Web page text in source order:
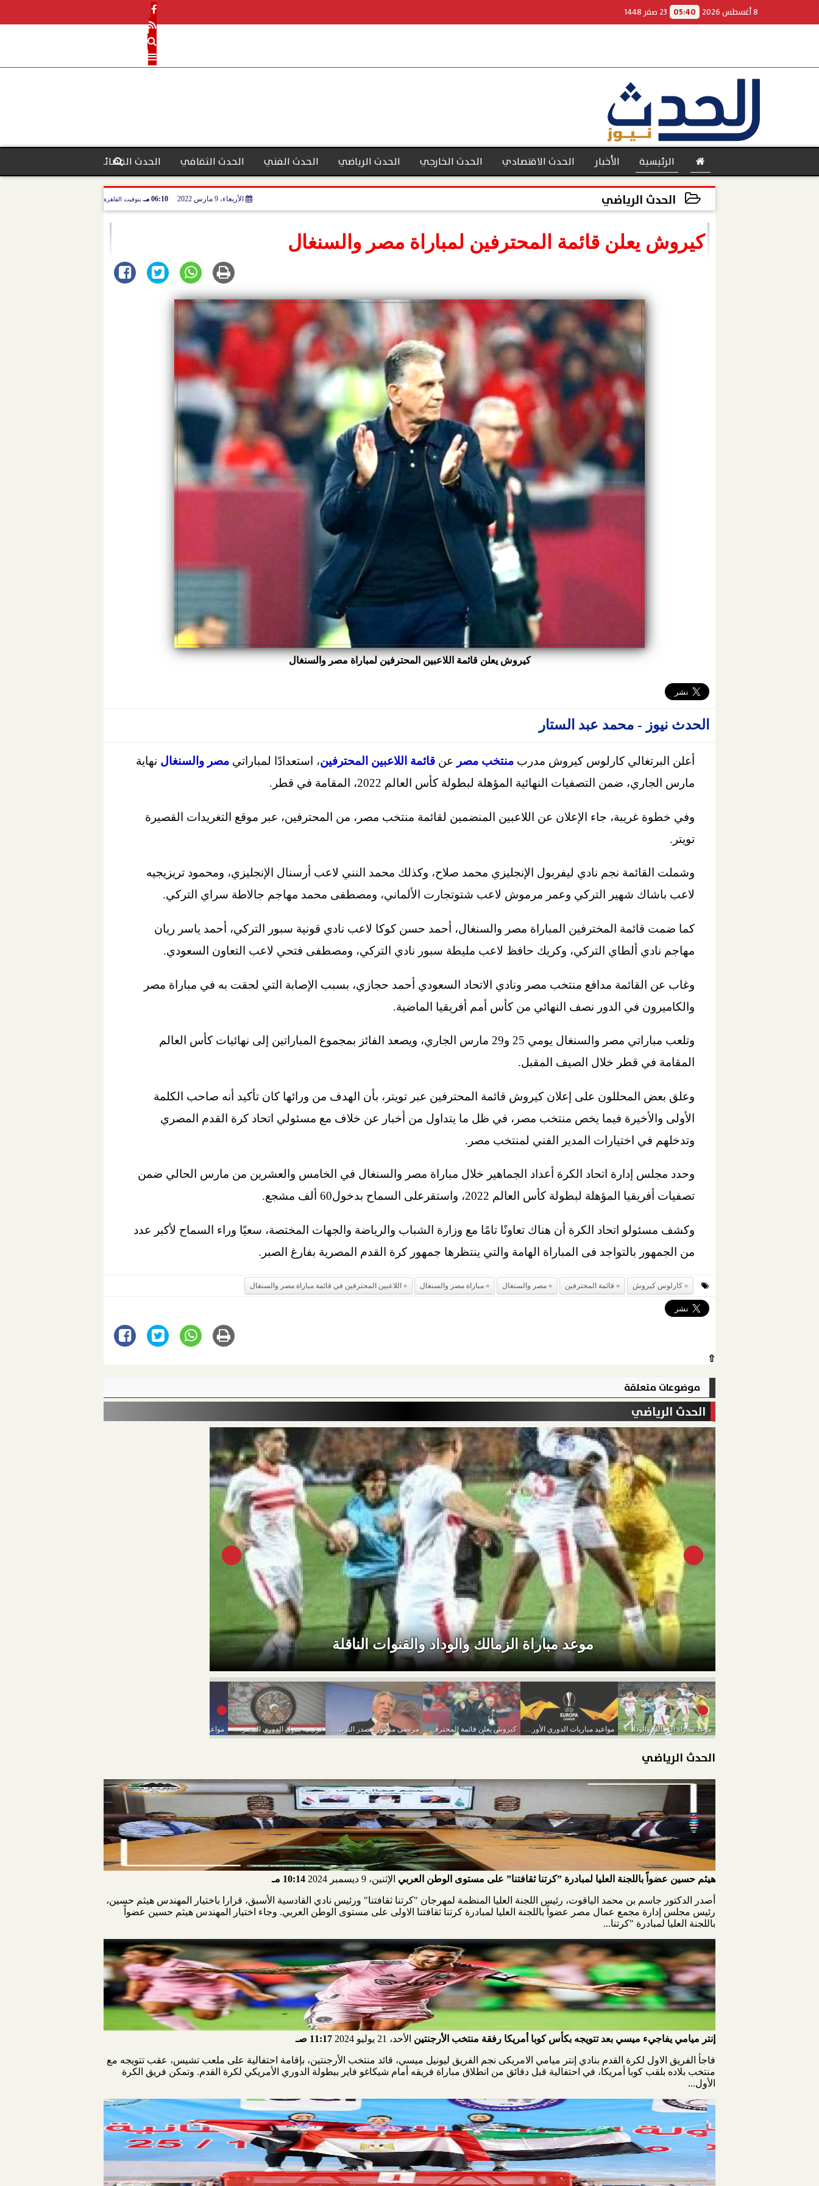
8 أغسطس 2026 05:40 23 صفر 1448
الرئيسية الأخبار الحدث الاقتصادي
بنوك
الحدث الخارجي الحدث الرياضي الحدث الفني الحدث الثقافي الحدث القضائي
الحدث الرياضي الأربعاء، 9 مارس 2022 06:10 مـ بتوقيت القاهرة
كيروش يعلن قائمة المحترفين لمباراة مصر والسنغال
كيروش يعلن قائمة اللاعبين المحترفين لمباراة مصر والسنغال
الحدث نيوز - محمد عبد الستار
أعلن البرتغالي كارلوس كيروش مدرب منتخب مصر عن قائمة اللاعبين المحترفين، استعدادًا لمباراتي مصر والسنغال نهاية
مارس الجاري، ضمن التصفيات النهائية المؤهلة لبطولة كأس العالم 2022، المقامة في قطر.
وفي خطوة غريبة، جاء الإعلان عن اللاعبين المنضمين لقائمة منتخب مصر، من المحترفين، عبر موقع التغريدات القصيرة
تويتر.
وشملت القائمة نجم نادي ليفربول الإنجليزي محمد صلاح، وكذلك محمد النني لاعب أرسنال الإنجليزي، ومحمود تريزيجيه
لاعب باشاك شهير التركي وعمر مرموش لاعب شتوتجارت الألماني، ومصطفى محمد مهاجم جالاطة سراي التركي.
كما ضمت قائمة المخترفين المباراة مصر والسنغال، أحمد حسن كوكا لاعب نادي قونية سبور التركي، أحمد ياسر ريان
مهاجم نادي ألطاي التركي، وكريك حافظ لاعب مليطة سبور نادي التركي، ومصطفى فتحي لاعب التعاون السعودي.
وغاب عن القائمة مدافع منتخب مصر ونادي الاتحاد السعودي أحمد حجازي، بسبب الإصابة التي لحقت به في مباراة مصر
والكاميرون في الدور نصف النهائي من كأس أمم أفريقيا الماضية.
وتلعب مباراتي مصر والسنغال يومي 25 و29 مارس الجاري، ويصعد الفائز بمجموع المباراتين إلى نهائيات كأس العالم
المقامة في قطر خلال الصيف المقبل.
وعلق بعض المحللون على إعلان كيروش قائمة المحترفين عبر تويتر، بأن الهدف من ورائها كان تأكيد أنه صاحب الكلمة
الأولى والأخيرة فيما يخص منتخب مصر، في ظل ما يتداول من أخبار عن خلاف مع مسئولي اتحاد كرة القدم المصري
وتدخلهم في اختيارات المدير الفني لمنتخب مصر.
وحدد مجلس إدارة اتحاد الكرة أعداد الجماهير خلال مباراة مصر والسنغال في الخامس والعشرين من مارس الحالي ضمن
تصفيات أفريقيا المؤهلة لبطولة كأس العالم 2022، واستقرعلى السماح بدخول60 ألف مشجع.
وكشف مسئولو اتحاد الكرة أن هناك تعاونًا تامًا مع وزارة الشباب والرياضة والجهات المختصة، سعيًا وراء السماح لأكبر عدد
من الجمهور بالتواجد فى المباراة الهامة والتي ينتظرها جمهور كرة القدم المصرية بفارغ الصبر.
كارلوس كيروش قائمة المحترفين مصر والسنغال مباراة مصر والسنغال اللاعبين المحترفين في قائمة مباراة مصر والسنغال
⇧
موضوعات متعلقة
الحدث الرياضي
موعد مباراة الزمالك والوداد والقنوات الناقلة
موعد مباراة الزمالك والوداد والقنوات الناقلة مواعيد مباريات الدوري الأوربي..برشلونة وجالاطة سراي كيروش يعلن قائمة المحترفين لمباراة مصر والسنغال مرتضى منصور يتصدر التريند بعد دعم مجلس إدارة... ترتيب جدول الدوري المصري الممتاز لكرة القدم..الأهلي ينتزع...
الحدث الرياضي
هيثم حسين عضواً باللجنة العليا لمبادرة ”كرتنا ثقافتنا” على مستوى الوطن العربي الإثنين، 9 ديسمبر 2024 10:14 مـ
أصدر الدكتور جاسم بن محمد الياقوت، رئيس اللجنة العليا المنظمة لمهرجان "كرتنا ثقافتنا" ورئيس نادي القادسية الأسبق، قرارا باختيار المهندس هيثم حسين،
رئيس مجلس إدارة مجمع عمال مصر عضواً باللجنة العليا لمبادرة كرتنا ثقافتنا الاولى على مستوى الوطن العربي. وجاء اختيار المهندس هيثم حسين عضواً
باللجنة العليا لمبادرة "كرتنا...
إنتر ميامي يفاجيء ميسي بعد تتويجه بكأس كوبا أمريكا رفقة منتخب الأرجنتين الأحد، 21 يوليو 2024 11:17 صـ
فاجأ الفريق الاول لكرة القدم بنادي إنتر ميامي الامريكى نجم الفريق ليونيل ميسي، قائد منتخب الأرجنتين، بإقامة احتفالية على ملعب تشيس، عقب تتويجه مع
منتخب بلاده بلقب كوبا أمريكا، في احتفالية قبل دقائق من انطلاق مباراة فريقه أمام شيكاغو فاير ببطولة الدوري الأمريكي لكرة القدم. وتمكن فريق الكرة
الأول...